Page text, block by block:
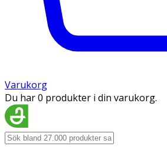
Varukorg
Du har 0 produkter i din varukorg.